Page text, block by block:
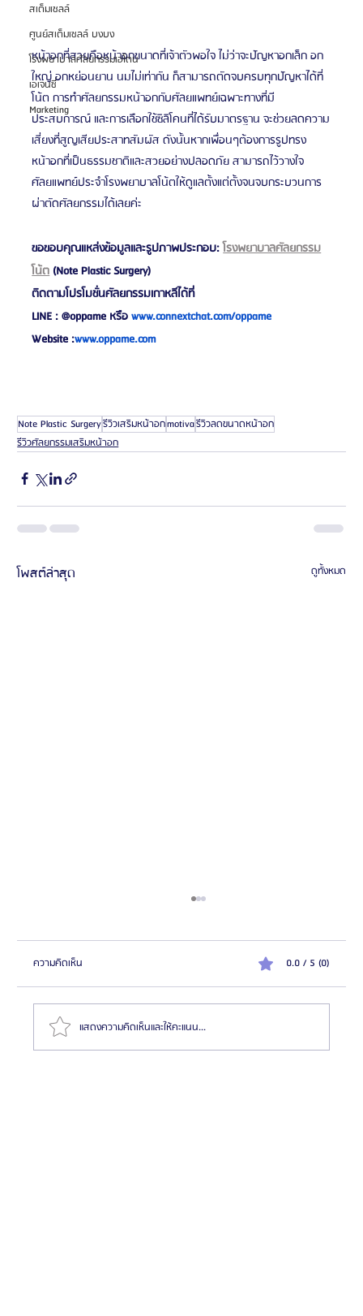
สเต็มเซลล์
ศูนย์สเต็มเซลล์ บงบง
โรงพยาบาลศัลยกรรมเอโตน
เอเจนซี่
Marketing
หน้าอกที่สวยคือหน้าอกขนาดที่เจ้าตัวพอใจ ไม่ว่าจะปัญหาอกเล็ก อก
ใหญ่ อกหย่อนยาน นมไม่เท่ากัน ก็สามารถตัดจบครบทุกปัญหาได้ที่
โน้ต การทำศัลยกรรมหน้าอกกับศัลยแพทย์เฉพาะทางที่มี
ประสบการณ์ และการเลือกใช้ซิลิโคนที่ได้รับมาตรฐาน จะช่วยลดความ
เสี่ยงที่สูญเสียประสาทสัมผัส ดังนั้นหากเพื่อนๆต้องการรูปทรง
หน้าอกที่เป็นธรรมชาติและสวยอย่างปลอดภัย สามารถไว้วางใจ
ศัลยแพทย์ประจำโรงพยาบาลโน้ตให้ดูแลตั้งแต่ตั้งจนจบกระบวนการ
ผ่าตัดศัลยกรรมได้เลยค่ะ
ขอขอบคุณแหล่งข้อมูลและรูปภาพประกอบ: โรงพยาบาลศัลยกรรม
โน้ต (Note Plastic Surgery)
ติดตามโปรโมชั่นศัลยกรรมเกาหลีได้ที่
LINE : @oppame หรือ www.connextchat.com/oppame
Website :www.oppame.com
Note Plastic Surgeryรีวิวเสริมหน้าอกmotivaรีวิวลดขนาดหน้าอก
รีวิวศัลยกรรมเสริมหน้าอก
โพสต์ล่าสุด ดูทั้งหมด
ความคิดเห็น 0.0 / 5 (0)
แสดงความคิดเห็นและให้คะแนน...